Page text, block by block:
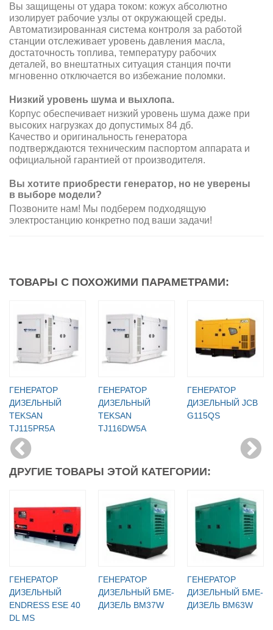
Вы защищены от удара током: кожух абсолютно
изолирует рабочие узлы от окружающей среды.
Автоматизированная система контроля за работой
станции отслеживает уровень давления масла,
достаточность топлива, температуру рабочих
деталей, во внештатных ситуация станция почти
мгновенно отключается во избежание поломки.
Низкий уровень шума и выхлопа.
Корпус обеспечивает низкий уровень шума даже при
высоких нагрузках до допустимых 84 дб.
Качество и оригинальность генератора
подтверждаются техническим паспортом аппарата и
официальной гарантией от производителя.
Вы хотите приобрести генератор, но не уверены
в выборе модели?
Позвоните нам! Мы подберем подходящую
электростанцию конкретно под ваши задачи!
ТОВАРЫ С ПОХОЖИМИ ПАРАМЕТРАМИ:
ГЕНЕРАТОР
ДИЗЕЛЬНЫЙ
TEKSAN
TJ115PR5A
ГЕНЕРАТОР
ДИЗЕЛЬНЫЙ
TEKSAN
TJ116DW5A
ГЕНЕРАТОР
ДИЗЕЛЬНЫЙ JCB
G115QS
ДРУГИЕ ТОВАРЫ ЭТОЙ КАТЕГОРИИ:
ГЕНЕРАТОР
ДИЗЕЛЬНЫЙ
ENDRESS ESE 40
DL MS
ГЕНЕРАТОР
ДИЗЕЛЬНЫЙ БМЕ-
ДИЗЕЛЬ BM37W
ГЕНЕРАТОР
ДИЗЕЛЬНЫЙ БМЕ-
ДИЗЕЛЬ BM63W